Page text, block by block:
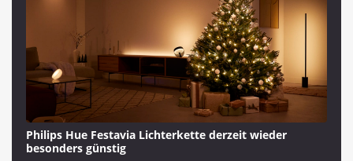
Philips Hue Festavia Lichterkette derzeit wieder
besonders günstig